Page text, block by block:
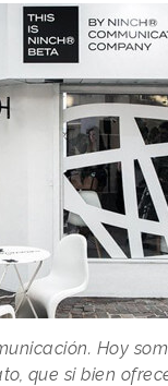
Hoy
que si bien